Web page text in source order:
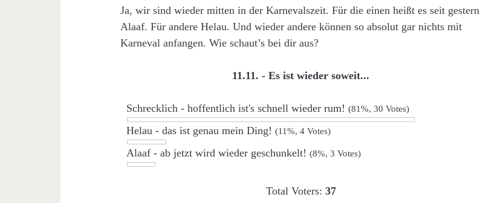
Ja, wir sind wieder mitten in der Karnevalszeit. Für die einen heißt es seit gestern
Alaaf. Für andere Helau. Und wieder andere können so absolut gar nichts mit
Karneval anfangen. Wie schaut’s bei dir aus?
11.11. - Es ist wieder soweit...
Schrecklich - hoffentlich ist's schnell wieder rum!(81%, 30 Votes)
Helau - das ist genau mein Ding!(11%, 4 Votes)
Alaaf - ab jetzt wird wieder geschunkelt!(8%, 3 Votes)
Total Voters: 37